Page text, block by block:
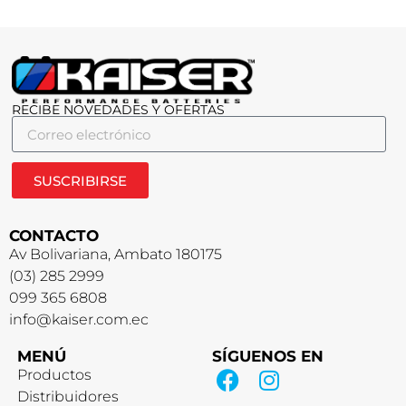
RECIBE NOVEDADES Y OFERTAS
SUSCRIBIRSE
CONTACTO
Av Bolivariana, Ambato 180175
(03) 285 2999
099 365 6808
info@kaiser.com.ec
MENÚ
Productos
Distribuidores
SÍGUENOS EN